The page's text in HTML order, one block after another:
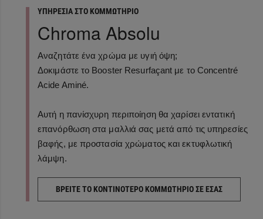
ΥΠΗΡΕΣΙΑ ΣΤΟ ΚΟΜΜΩΤΗΡΙΟ
Chroma Absolu
Αναζητάτε ένα χρώμα με υγιή όψη;
Δοκιμάστε το Booster Resurfaçant με το Concentré
Acide Aminé.
Αυτή η πανίσχυρη περιποίηση θα χαρίσει εντατική
επανόρθωση στα μαλλιά σας μετά από τις υπηρεσίες
βαφής, με προστασία χρώματος και εκτυφλωτική
λάμψη.
ΒΡΕΙΤΕ ΤΟ ΚΟΝΤΙΝΟΤΕΡΟ ΚΟΜΜΩΤΗΡΙΟ ΣΕ ΕΣΑΣ